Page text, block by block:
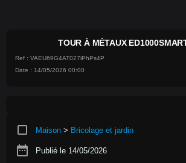
TOUR À MÉTAUX
Ref : VAEU69G4AT027iPhPs4P
Date : 14/05/2026 00:00
crop_square Maison > Bricolage et jardin
date_range Publié le 14/05/2026